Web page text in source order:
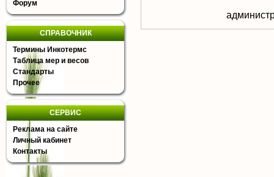
Форум
СПРАВОЧНИК
Термины Инкотермс
Таблица мер и весов
Стандарты
Прочее
СЕРВИС
Реклама на сайте
Личный кабинет
Контакты